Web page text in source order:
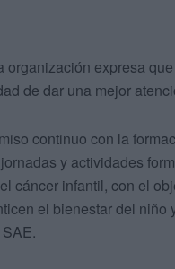
organización expresa
de dar una mejor
continuo con la
y actividades
cáncer infantil, con el
el bienestar del